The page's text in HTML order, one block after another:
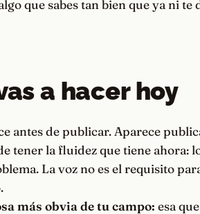
que sabes tan bien que ya ni te
a hacer hoy
antes de publicar. Aparece
tener la fluidez que tiene ahora:
La voz no es el requisito
más obvia de tu campo: esa